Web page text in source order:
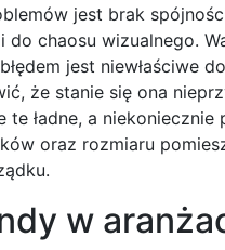
jest brak
do chaosu wizualnego.
jest niewłaściwe
że stanie się ona
te ładne, a
oraz rozmiaru
w